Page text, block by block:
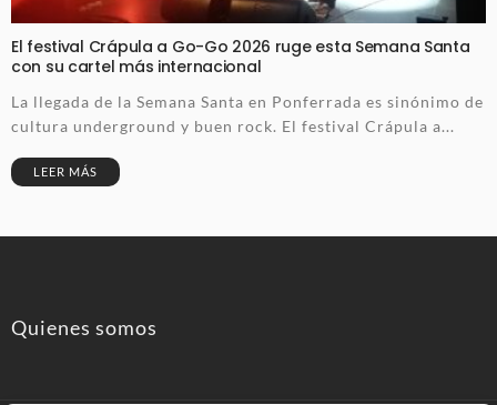
El festival Crápula a Go-Go 2026 ruge esta Semana Santa
con su cartel más internacional
La llegada de la Semana Santa en Ponferrada es sinónimo de
cultura underground y buen rock. El festival Crápula a...
LEER MÁS
Quienes somos